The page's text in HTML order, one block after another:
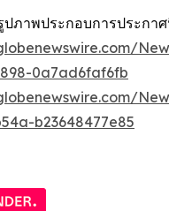
ภาพประกอบการประกา
0a7ad6faf6fb
b23648477e85